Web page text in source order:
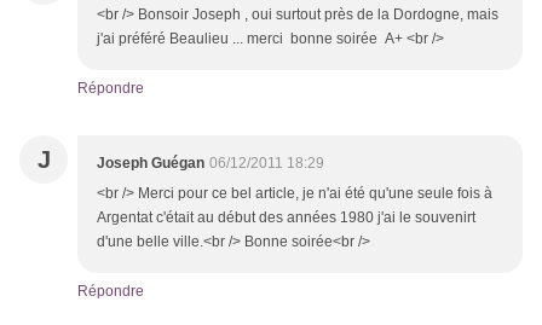
<br /> Bonsoir Joseph , oui surtout près de la Dordogne, mais
j'ai préféré Beaulieu ... merci bonne soirée A+ <br />
Répondre
J Joseph Guégan 06/12/2011 18:29
<br /> Merci pour ce bel article, je n'ai été qu'une seule fois à
Argentat c'était au début des années 1980 j'ai le souvenirt
d'une belle ville.<br /> Bonne soirée<br />
Répondre